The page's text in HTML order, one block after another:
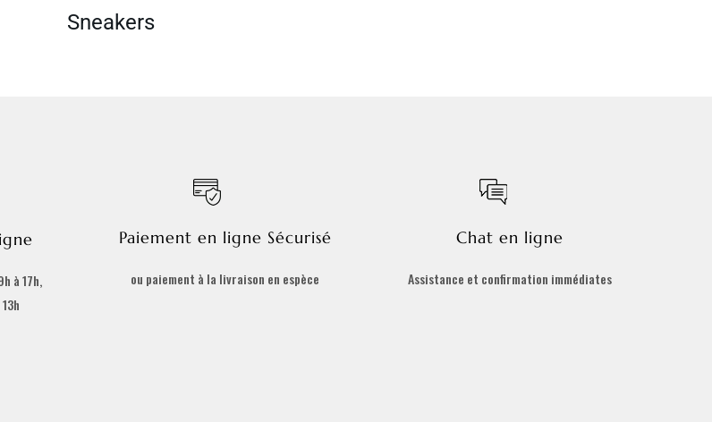
Sneakers
à 17h,
Paiement en ligne Sécurisé
ou paiement à la livraison en espèce
Chat en ligne
Assistance et confirmation immédiates